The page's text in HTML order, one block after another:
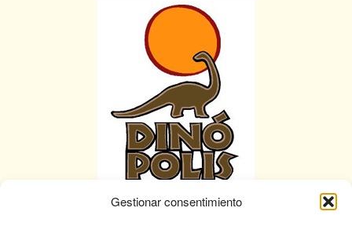
Gestionar consentimiento